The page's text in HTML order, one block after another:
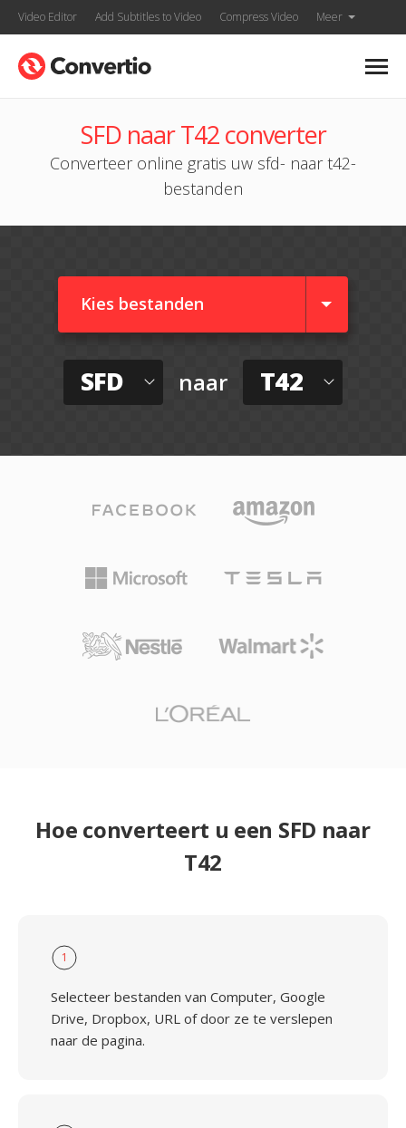
Video Editor Add Subtitles to Video Compress Video Meer
SFD naar T42 converter
Converteer online gratis uw sfd- naar t42-
bestanden
Kies bestanden
SFD naar T42
Hoe converteert u een SFD naar
T42
1
Selecteer bestanden van Computer, Google
Drive, Dropbox, URL of door ze te verslepen
naar de pagina.